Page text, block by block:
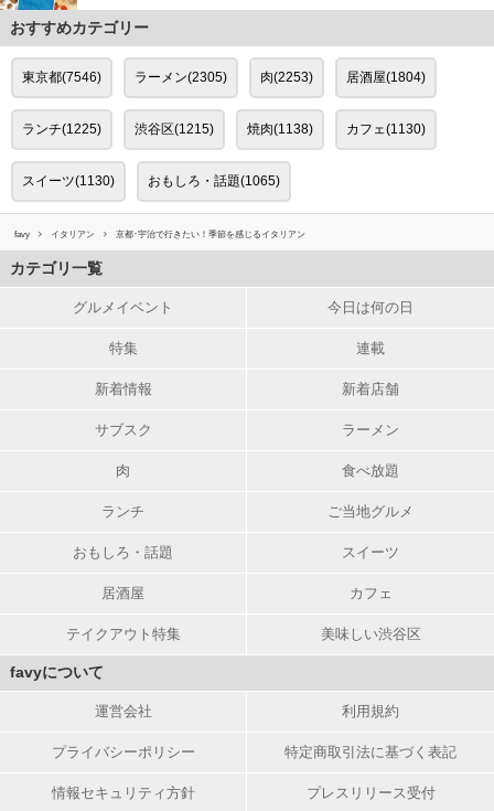
おすすめカテゴリー
東京都(7546) ラーメン(2305) 肉(2253) 居酒屋(1804)
ランチ(1225) 渋谷区(1215) 焼肉(1138) カフェ(1130)
スイーツ(1130) おもしろ・話題(1065)
favy イタリアン 京都･宇治で行きたい！季節を感じるイタリアン
カテゴリ一覧
グルメイベント 今日は何の日
特集 連載
新着情報 新着店舗
サブスク ラーメン
肉 食べ放題
ランチ ご当地グルメ
おもしろ・話題 スイーツ
居酒屋 カフェ
テイクアウト特集 美味しい渋谷区
favyについて
運営会社 利用規約
プライバシーポリシー 特定商取引法に基づく表記
情報セキュリティ方針 プレスリリース受付